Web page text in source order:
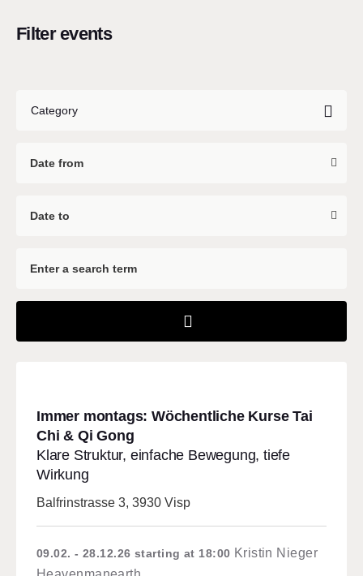
Filter events
Category
Immer montags: Wöchentliche Kurse Tai
Chi & Qi Gong
Klare Struktur, einfache Bewegung, tiefe
Wirkung
Balfrinstrasse 3, 3930 Visp
09.02. - 28.12.26 starting at 18:00 Kristin Nieger